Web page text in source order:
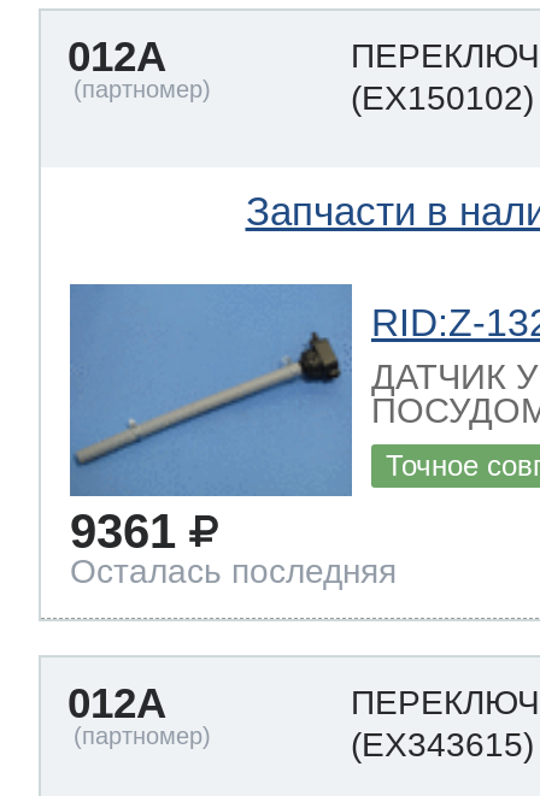
012A
(EX150102)
Запчасти в
RID:Z-
ДАТЧИК
Точное
9361
Осталась последняя
012A
(EX343615)